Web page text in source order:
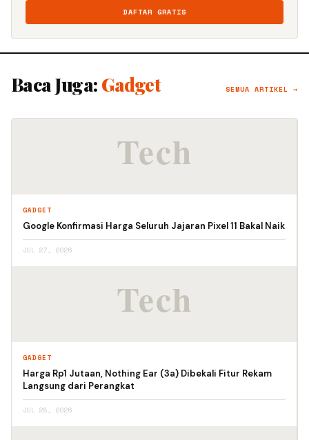
DAFTAR GRATIS
Baca Juga: Gadget SEMUA ARTIKEL →
GADGET
Google Konfirmasi Harga Seluruh Jajaran Pixel 11 Bakal Naik
JUL 27, 2026
GADGET
Harga Rp1 Jutaan, Nothing Ear (3a) Dibekali Fitur Rekam
Langsung dari Perangkat
JUL 28, 2026